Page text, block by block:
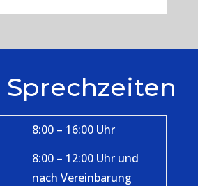
Sprechzeiten
8:00 – 16:00 Uhr
8:00 – 12:00 Uhr und
nach Vereinbarung